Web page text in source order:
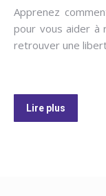
Apprenez
pour vous aider à
retrouver une
Lire plus